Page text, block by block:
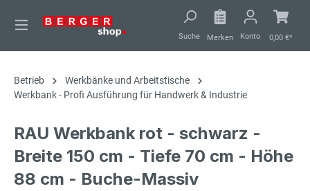
springen
Suche Merken Konto 0,00 €*
Betrieb
Werkbänke und Arbeitstische
Werkbank - Profi Ausführung für Handwerk & Industrie
RAU Werkbank rot - schwarz -
Breite 150 cm - Tiefe 70 cm - Höhe
88 cm - Buche-Massiv